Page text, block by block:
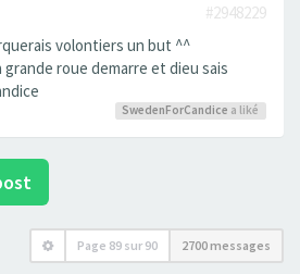
#2948229
volontiers un but ^^
grande roue demarre et dieu sais
SwedenForCandice a liké
Page 89 sur 90 2700 messages